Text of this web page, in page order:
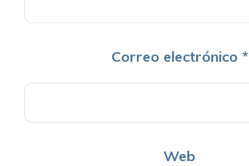
Correo electrónico *
Web